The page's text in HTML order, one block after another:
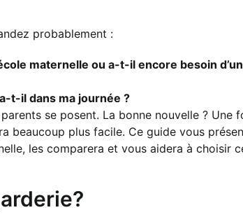
probablement :
maternelle ou a-t-il encore besoin
t-il dans ma journée ?
se posent. La bonne nouvelle ? Une
beaucoup plus facile. Ce guide vous
les comparera et vous aidera à choisir